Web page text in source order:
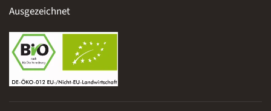
Ausgezeichnet